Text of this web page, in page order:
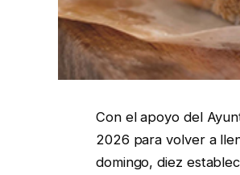
Con el apoyo del
2026 para volver a
domingo, diez